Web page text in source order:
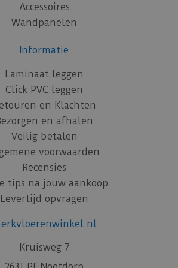
Accessoires
Wandpanelen
Informatie
Laminaat leggen
Click PVC leggen
en Klachten
en afhalen
Veilig betalen
voorwaarden
Recensies
tips na jouw aankoop
Levertijd opvragen
Kruisweg 7